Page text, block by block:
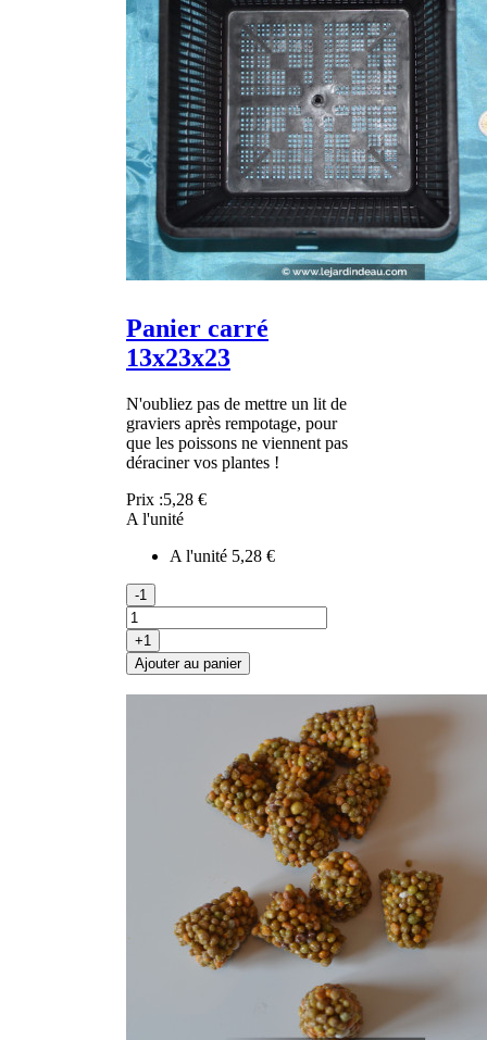
Panier carré
13x23x23
N'oubliez pas de mettre un lit de
graviers après rempotage, pour
que les poissons ne viennent pas
déraciner vos plantes !
Prix :5,28 €
A l'unité
A l'unité 5,28 €
-1
+1
Ajouter au panier